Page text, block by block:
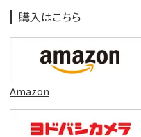
購入はこちら
Amazon